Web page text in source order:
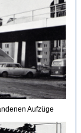
Aufzüge